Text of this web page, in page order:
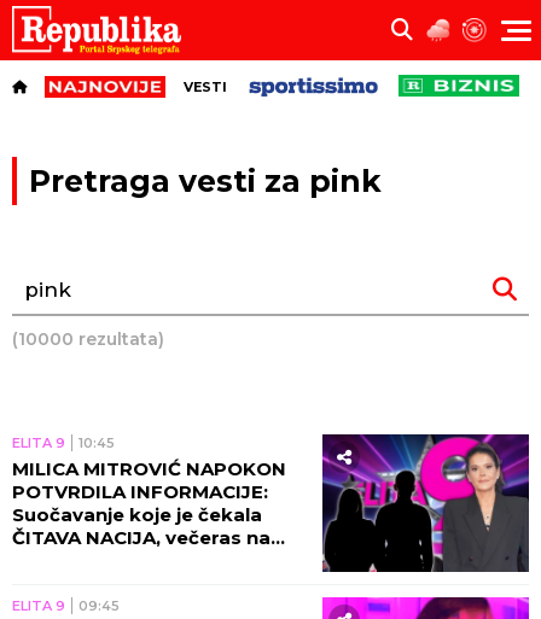
VESTI
Pretraga vesti za pink
(10000 rezultata)
ELITA 9 10:45
MILICA MITROVIĆ NAPOKON
POTVRDILA INFORMACIJE:
Suočavanje koje je čekala
ČITAVA NACIJA, večeras na
ELITA 9 09:45